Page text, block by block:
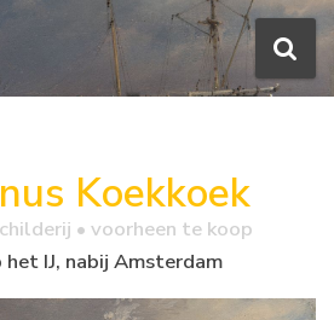
Koekkoek
• voorheen te koop
het IJ, nabij Amsterdam